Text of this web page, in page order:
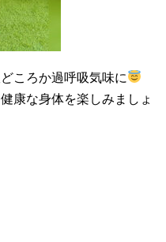
ころか過呼吸気味に
康な身体を楽しみましょ